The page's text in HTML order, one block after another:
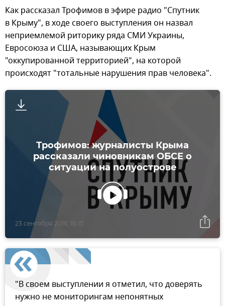
Как рассказал Трофимов в эфире радио "Спутник
в Крыму", в ходе своего выступления он назвал
неприемлемой риторику ряда СМИ Украины,
Евросоюза и США, называющих Крым
"оккупированной территорией", на которой
происходят "тотальные нарушения прав человека".
Трофимов: журналисты Крыма
рассказали чиновникам ОБСЕ о
ситуации на полуострове
23 сентября 2016, 18:15
"В своем выступлении я отметил, что доверять
нужно не мониторингам непонятных